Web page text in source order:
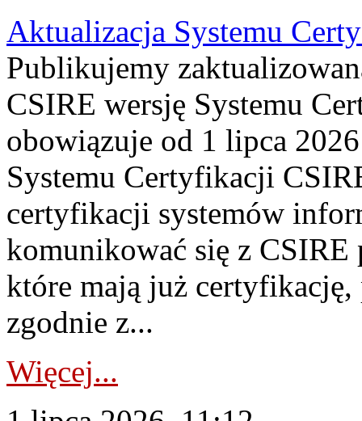
Aktualizacja Systemu
Publikujemy
CSIRE wersję Systemu
obowiązuje od 1 lipca
Systemu Certyfikacji
certyfikacji systemów
komunikować się z
które mają już
zgodnie z...
Więcej...